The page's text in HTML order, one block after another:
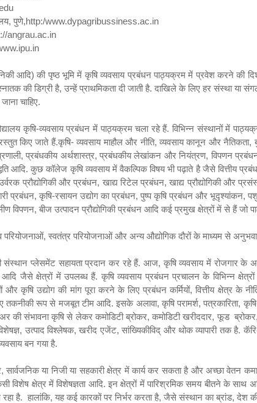
, पुणे,http:/www.dypagribussiness.ac.in
://angrau.ac.in
आदि) की पृष्ठ भूमि में कृषि व्यवसाय प्रबंधन पाठ्यक्रम में प्रवेश करने की
की डिग्री है, उन्हें प्राथमिकता दी जाती है. दाखिले के लिए हर संस्था या
चाहिए.
कृषि-व्यवसाय प्रबंधन में पाठ्यक्रम चला रहे हैं. विभिन्न संस्थानों में
किए जाते हैं.कृषि- व्यवसाय माहौल और नीति, व्यवसाय कानून और नैतिकता,
,प्रबंधकीय अर्थशास्त्र,प्रबंधकीय लेखांकन और नियंत्रण, विपणन
आदि. कुछ कॉलेज कृषि व्यवसाय में वैकल्पिक विषय भी पढ़ाते है जैसे वित्तीय
प्रौद्योगिकी और प्रबंधन, खाद्य रिटेल प्रबंधन,खाद्य प्रौद्योगिकी और
प्रबंधन, कृषि-रसायन उद्योग का प्रबंधन, पुष्प कृषि प्रबंधन और भूदृश्यांकन,
विपणन, बीज उत्पादन प्रौद्योगिकी प्रबंधन आदि कई प्रमुख क्षेत्रों में से हैं जो
, स्वतंत्र परियोजनाओं और अन्य औद्योगिक दौरों के माध्यम से
संस्थान प्लेसमेंट सहायता प्रदान कर रहे हैं. आज, कृषि व्यवसाय में रोजगार के
आदि जैसे क्षेत्रों में उपलब्ध हैं. कृषि व्यवसाय प्रबंधन प्रचालन के विभिन्न
और कृषि उद्योग की मांग पूरा करने के लिए प्रबंधन कर्मियों,वित्तीय क्षेत्र के
तकनीकी रूप से मजबूत टीम आदि. इसके अलावा, कृषि परामर्श,पत्रकारिता,
की संभावना कृषि से लेकर कमोडिटी ब्रोकर,कमोडिटी खरीददार, फूड ब्रोकर
, उत्पाद विश्लेषक,खरीद एजेंट,सांख्यिकीविद् और थोक व्यापारी तक है.
बन गया है.
,सार्वजनिक या निजी या सहकारी क्षेत्र में कार्य कर सकता है और अच्छा वेतन
विशेष क्षेत्र में विशेषज्ञता आदि. इन क्षेत्रों में पारिश्रमिक समय बीतने के
है. हालांकि, यह कई कारकों पर निर्भर करता है, जैसे संस्थान का ब्रांड, देश